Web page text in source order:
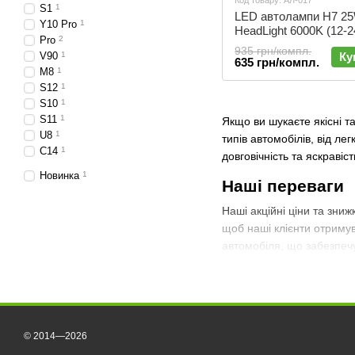
Якщо ви шукаєте якісні
типів автомобілів, від
довговічність та
Наші переваги
Наші акційні ціни та
щоб наші клієнти
автомобіля, що
Широкий вибір
LED автолампи H7
HeadLight 6000K (12-
АЛ-017
935 грн/компл.
635 грн/компл.
S1 1
Y10 Pro 1
Pro 2
V90 1
M8 1
S12 1
S10 1
S11 1
U8 1
C14 1
Новинка 1
© 2014—2026